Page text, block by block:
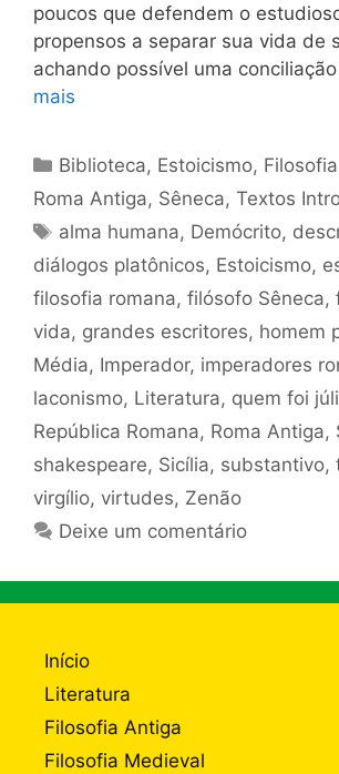
poucos que defendem o
propensos a separar sua vida de
achando possível uma
mais
Categorias
Biblioteca, Estoicismo,
Roma Antiga, Sêneca, Textos
Tags
alma humana, Demócrito,
diálogos platônicos, Estoicismo,
filosofia romana, filósofo Sêneca,
vida, grandes escritores, homem
Média, Imperador, imperadores
laconismo, Literatura, quem foi
República Romana, Roma Antiga,
shakespeare, Sicília, substantivo,
virgílio, virtudes, Zenão
Deixe um comentário
Início
Literatura
Filosofia Antiga
Filosofia Medieval